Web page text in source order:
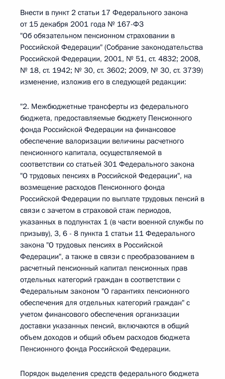
Внести в пункт 2 статьи 17 Федерального закона
от 15 декабря 2001 года № 167-ФЗ
"Об обязательном пенсионном страховании в
Российской Федерации" (Собрание законодательства
Российской Федерации, 2001, № 51, ст. 4832; 2008,
№ 18, ст. 1942; № 30, ст. 3602; 2009, № 30, ст. 3739)
изменение, изложив его в следующей редакции:
"2. Межбюджетные трансферты из федерального
бюджета, предоставляемые бюджету Пенсионного
фонда Российской Федерации на финансовое
обеспечение валоризации величины расчетного
пенсионного капитала, осуществляемой в
соответствии со статьей 301 Федерального закона
"О трудовых пенсиях в Российской Федерации", на
возмещение расходов Пенсионного фонда
Российской Федерации по выплате трудовых пенсий в
связи с зачетом в страховой стаж периодов,
указанных в подпунктах 1 (в части военной службы по
призыву), 3, 6 - 8 пункта 1 статьи 11 Федерального
закона "О трудовых пенсиях в Российской
Федерации", а также в связи с преобразованием в
расчетный пенсионный капитал пенсионных прав
отдельных категорий граждан в соответствии с
Федеральным законом "О гарантиях пенсионного
обеспечения для отдельных категорий граждан" с
учетом финансового обеспечения организации
доставки указанных пенсий, включаются в общий
объем доходов и общий объем расходов бюджета
Пенсионного фонда Российской Федерации.
Порядок выделения средств федерального бюджета